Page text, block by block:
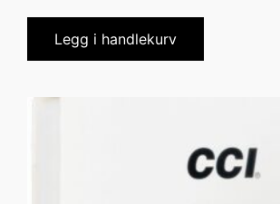
Legg i handlekurv